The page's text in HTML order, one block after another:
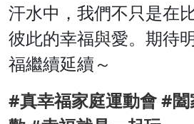
汗水中，我們不只是在
彼此的幸福與愛。期待
福繼續延續～
#真幸福家庭運動會#